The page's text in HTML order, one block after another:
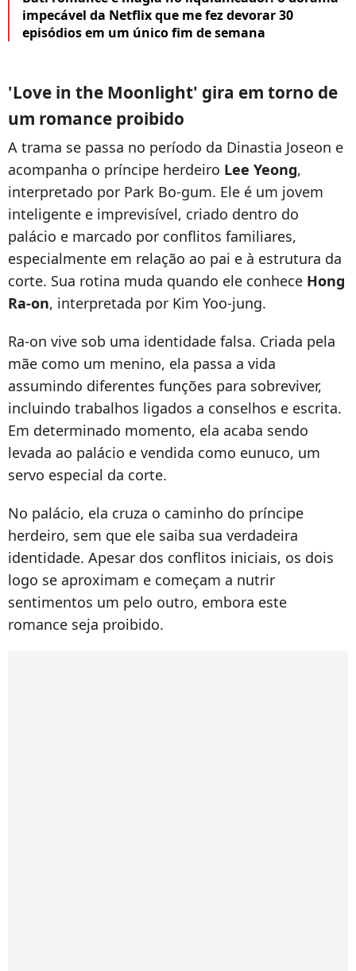
impecável da Netflix que me fez devorar 30
episódios em um único fim de semana
'Love in the Moonlight' gira em torno de
um romance proibido
A trama se passa no período da Dinastia Joseon e
acompanha o príncipe herdeiro Lee Yeong,
interpretado por Park Bo-gum. Ele é um jovem
inteligente e imprevisível, criado dentro do
palácio e marcado por conflitos familiares,
especialmente em relação ao pai e à estrutura da
corte. Sua rotina muda quando ele conhece Hong
Ra-on, interpretada por Kim Yoo-jung.
Ra-on vive sob uma identidade falsa. Criada pela
mãe como um menino, ela passa a vida
assumindo diferentes funções para sobreviver,
incluindo trabalhos ligados a conselhos e escrita.
Em determinado momento, ela acaba sendo
levada ao palácio e vendida como eunuco, um
servo especial da corte.
No palácio, ela cruza o caminho do príncipe
herdeiro, sem que ele saiba sua verdadeira
identidade. Apesar dos conflitos iniciais, os dois
logo se aproximam e começam a nutrir
sentimentos um pelo outro, embora este
romance seja proibido.